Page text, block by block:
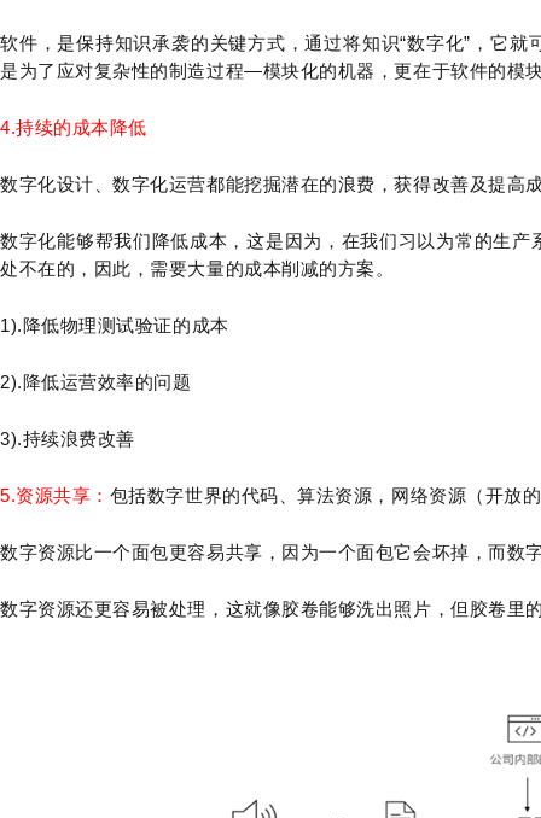
软件，是保持知识承袭的关键方式，通过将知识“数字化”，它
是为了应对复杂性的制造过程—模块化的机器，更在于软件的模
4.持续的成本降低
数字化设计、数字化运营都能挖掘潜在的浪费，获得改善及提高
数字化能够帮我们降低成本，这是因为，在我们习以为常的生
处不在的，因此，需要大量的成本削减的方案。
1).降低物理测试验证的成本
2).降低运营效率的问题
3).持续浪费改善
5.资源共享： 包括数字世界的代码、算法资源，网络资源（开放
数字资源比一个面包更容易共享，因为一个面包它会坏掉，而数
数字资源还更容易被处理，这就像胶卷能够洗出照片，但胶卷